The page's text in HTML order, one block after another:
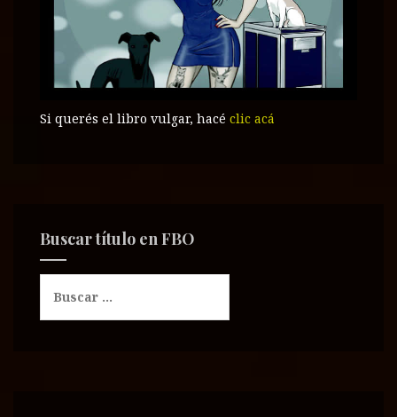
Si querés el libro vulgar, hacé clic acá
Buscar título en FBO
s